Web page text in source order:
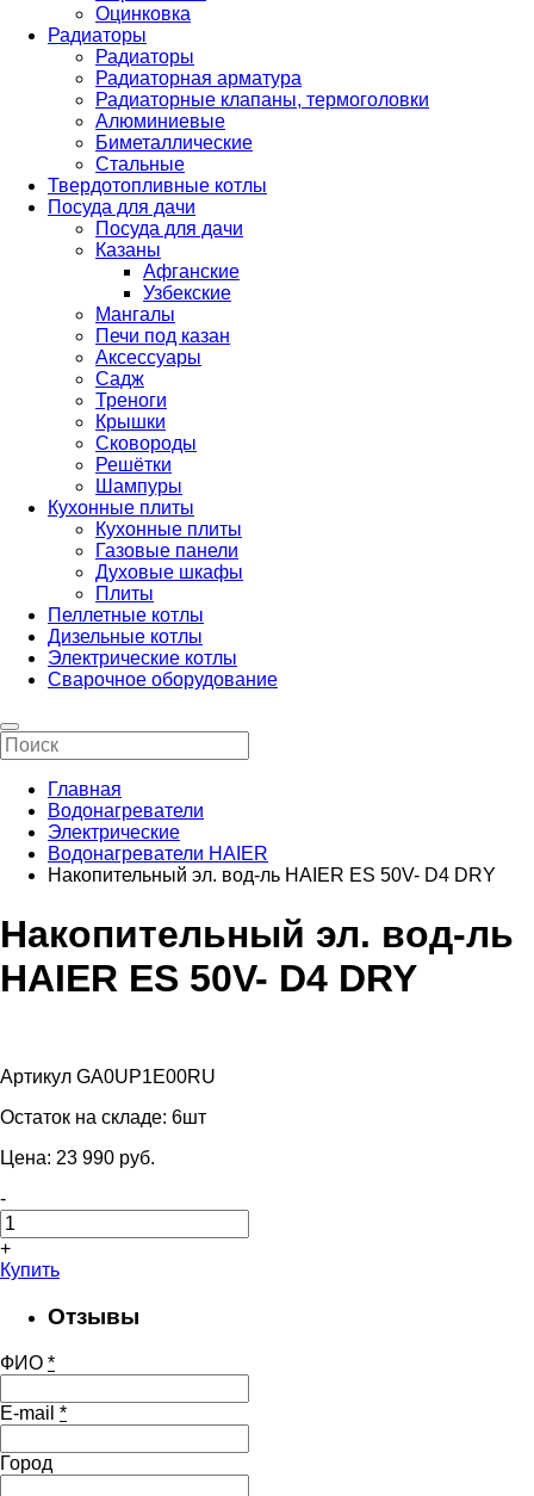
Оцинковка
Радиаторы
Радиаторы
Радиаторная арматура
Радиаторные клапаны, термоголовки
Алюминиевые
Биметаллические
Стальные
Твердотопливные котлы
Посуда для дачи
Посуда для дачи
Казаны
Афганские
Узбекские
Мангалы
Печи под казан
Аксессуары
Садж
Треноги
Крышки
Сковороды
Решётки
Шампуры
Кухонные плиты
Кухонные плиты
Газовые панели
Духовые шкафы
Плиты
Пеллетные котлы
Дизельные котлы
Электрические котлы
Сварочное оборудование
Главная
Водонагреватели
Электрические
Водонагреватели HAIER
Накопительный эл. вод-ль HAIER ES 50V- D4 DRY
Накопительный эл. вод-ль
HAIER ES 50V- D4 DRY
Артикул GA0UP1E00RU
Остаток на складе: 6шт
Цена: 23 990 pуб.
-
+
Купить
Отзывы
ФИО *
E-mail *
Город